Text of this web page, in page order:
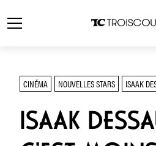
CINÉMA NOUVELLES STARS ISAAK
ISAAK